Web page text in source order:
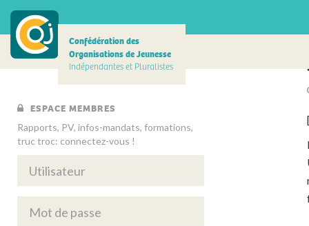
Confédération des
Organisations de Jeunesse
Indépendantes et Pluralistes
ESPACE MEMBRES
Rapports, PV, infos-mandats, formations,
truc troc: connectez-vous !